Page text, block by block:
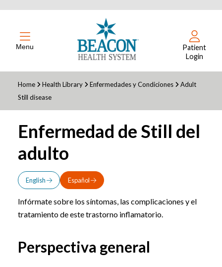
Menu
Patient
Login
Home Health Library Enfermedades y Condiciones
Adult
Still disease
Enfermedad de Still del
adulto
English Español
Infórmate sobre los síntomas, las complicaciones y el
tratamiento de este trastorno inflamatorio.
Perspectiva general